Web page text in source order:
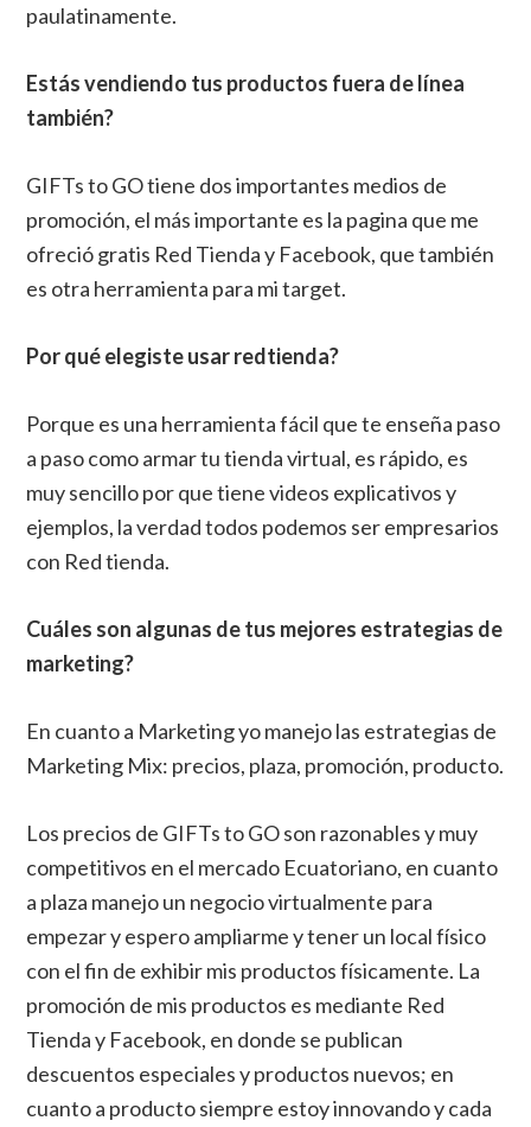
paulatinamente.
Estás vendiendo tus productos fuera de línea
también?
GIFTs to GO tiene dos importantes medios de
promoción, el más importante es la pagina que me
ofreció gratis Red Tienda y Facebook, que también
es otra herramienta para mi target.
Por qué elegiste usar redtienda?
Porque es una herramienta fácil que te enseña paso
a paso como armar tu tienda virtual, es rápido, es
muy sencillo por que tiene videos explicativos y
ejemplos, la verdad todos podemos ser empresarios
con Red tienda.
Cuáles son algunas de tus mejores estrategias de
marketing?
En cuanto a Marketing yo manejo las estrategias de
Marketing Mix: precios, plaza, promoción, producto.
Los precios de GIFTs to GO son razonables y muy
competitivos en el mercado Ecuatoriano, en cuanto
a plaza manejo un negocio virtualmente para
empezar y espero ampliarme y tener un local físico
con el fin de exhibir mis productos físicamente. La
promoción de mis productos es mediante Red
Tienda y Facebook, en donde se publican
descuentos especiales y productos nuevos; en
cuanto a producto siempre estoy innovando y cada